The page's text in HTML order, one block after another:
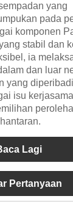
yang
pada
komponen
stabil dan
ia
dan luar
yang
isu
Lagi
Pertanyaan